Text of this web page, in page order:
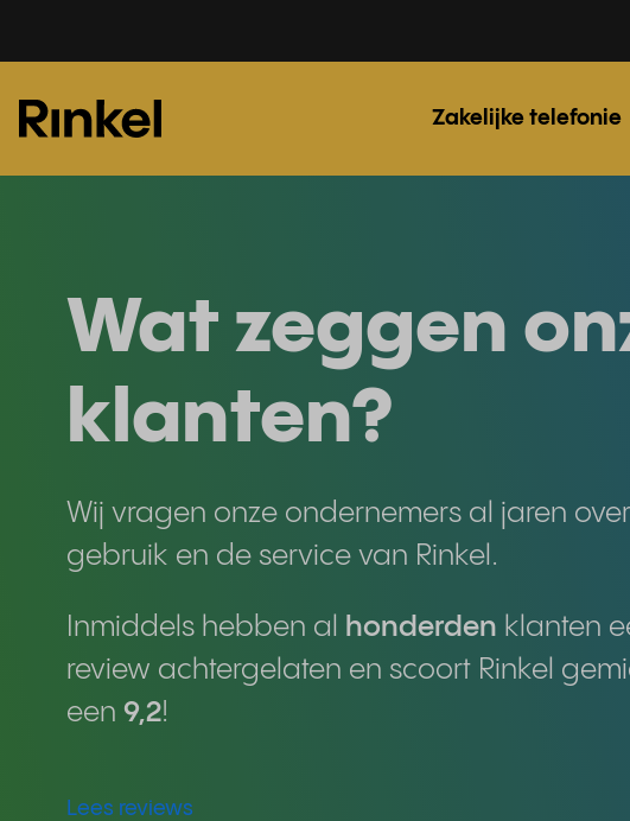
Zakelijke telefonie
Wat zeggen
klanten?
Wij vragen onze ondernemers al jaren
gebruik en de service van Rinkel.
Inmiddels hebben al honderden klanten
review achtergelaten en scoort Rinkel
een 9,2!
Lees reviews